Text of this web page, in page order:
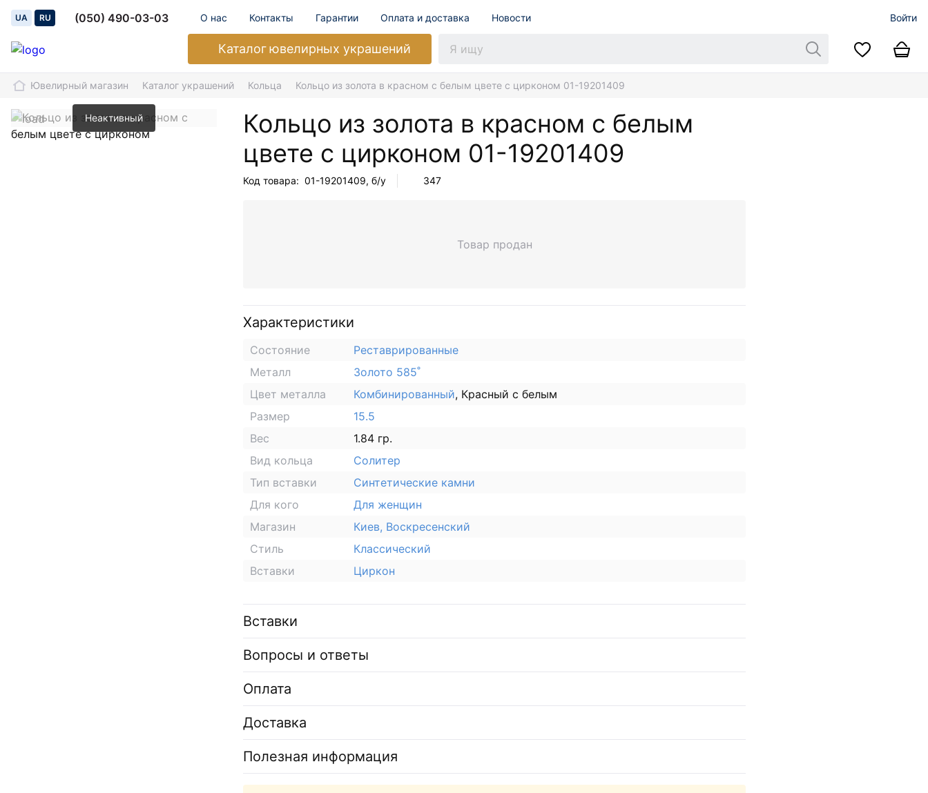
UA RU (050) 490-03-03 О нас Контакты Гарантии Оплата и доставка Новости Войти
Каталогювелирных украшений
Ювелирный магазин Каталог украшений Кольца Кольцо из золота в красном с белым цвете с цирконом 01-19201409
Неактивный
Кольцо из золота в красном с белым
цвете с цирконом 01-19201409
Код товара: 01-19201409, б/у 347
Товар продан
Характеристики
Состояние
Реставрированные
Металл
Золото 585˚
Цвет металла
Комбинированный, Красный с белым
Размер
15.5
Вес
1.84 гр.
Вид кольца
Солитер
Тип вставки
Синтетические камни
Для кого
Для женщин
Магазин
Киев, Воскресенский
Стиль
Классический
Вставки
Циркон
Вставки
Вопросы и ответы
Оплата
Доставка
Полезная информация